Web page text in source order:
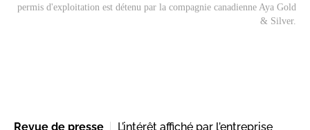
permis d'exploitation est détenu par la compagnie canadienne Aya Gold
& Silver.
Revue de presse
L’intérêt affiché par l’entreprise